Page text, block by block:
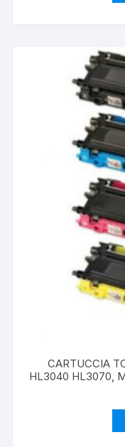
CARTUCCIA
HL3040 HL3070, MFC9120CN